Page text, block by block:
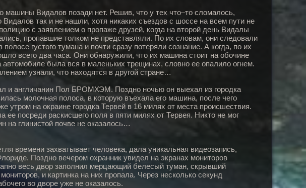
машины Видалов позади нет. Решив, что у тех что–то сломалось,
так и не нашли, хотя никаких съездов с шоссе на всем пути не
с заявлением о пропаже друзей, когда на второй день Видалы
пропавшие толком не представляли. По их словам, они следовали
густого тумана и почти сразу потеряли сознание. А когда, по их
всего два часа. Они обнаружили, что их машина стоит на обочине
была вся в маленьких трещинах, словно ее опалило огнем.
узнали, что находятся в другой стране…
и англичанин Пол БРОМХЭМ. Поздно ночью он выехал из городка
молочная полоса, в которую въехала его машина, после чего
на окраине городка Тервей в 16 милях от места происшествия.
посреди раскисшего поля в пяти милях от Тервея. Никто не мог
на глинистой почве не оказалось…
времени захватывает человека, дала уникальная видеозапись,
Поздно вечером охранник увидел на экранах мониторов
весь двор заполнил мерцающий белесый туман, скрывший
и картинка на них пропала. Через несколько секунд
во дворе уже не оказалось.